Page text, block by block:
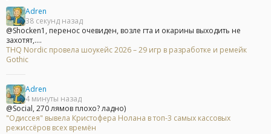
Adren
38 секунд назад
@Shocken1, перенос очевиден, возле гта и окарины выходить не
захотят,....
THQ Nordic провела шоукейс 2026 – 29 игр в разработке и ремейк
Gothic
Adren
4 минуты назад
@Social, 270 лямов плохо? ладно)
"Одиссея" вывела Кристофера Нолана в топ-3 самых кассовых
режиссёров всех времён